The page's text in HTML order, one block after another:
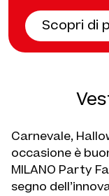
Scopri di
Carnevale,
occasione è
MILANO Party
segno